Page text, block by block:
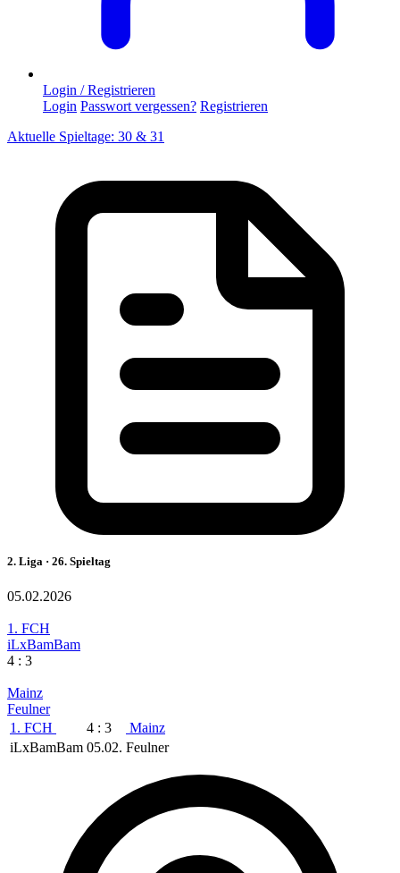
Login / Registrieren
Login Passwort vergessen? Registrieren
Aktuelle Spieltage: 30 & 31
2. Liga · 26. Spieltag
05.02.2026
1. FCH
iLxBamBam
4 : 3
Mainz
Feulner
1. FCH
4 : 3
Mainz
iLxBamBam 05.02. Feulner